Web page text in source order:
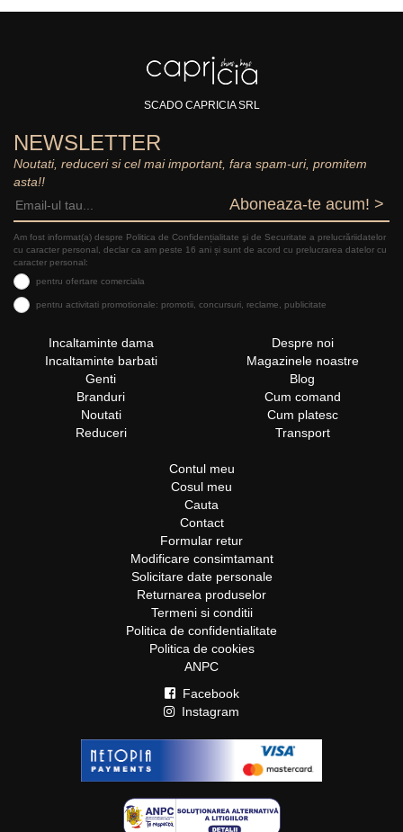
SCADO CAPRICIA SRL
NEWSLETTER
Noutati, reduceri si cel mai important, fara spam-uri, promitem
asta!!
Aboneaza-te acum! >
Am fost informat(a) despre Politica de Confidențialitate şi de Securitate a prelucrăriidatelor
cu caracter personal, declar ca am peste 16 ani și sunt de acord cu prelucrarea datelor cu
caracter personal:
pentru ofertare comerciala
pentru activitati promotionale: promotii, concursuri, reclame, publicitate
Incaltaminte dama
Incaltaminte barbati
Genti
Branduri
Noutati
Reduceri
Despre noi
Magazinele noastre
Blog
Cum comand
Cum platesc
Transport
Contul meu
Cosul meu
Cauta
Contact
Formular retur
Modificare consimtamant
Solicitare date personale
Returnarea produselor
Termeni si conditii
Politica de confidentialitate
Politica de cookies
ANPC
Facebook
Instagram